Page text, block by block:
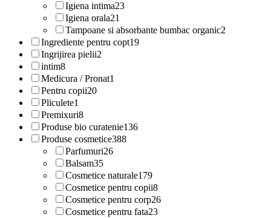
Igiena intima23
Igiena orala21
Tampoane si absorbante bumbac organic2
Ingrediente pentru copt19
Ingrijirea pielii2
intim8
Medicura / Pronat1
Pentru copii20
Pliculete1
Premixuri8
Produse bio curatenie136
Produse cosmetice388
Parfumuri26
Balsam35
Cosmetice naturale179
Cosmetice pentru copii8
Cosmetice pentru corp26
Cosmetice pentru fata23